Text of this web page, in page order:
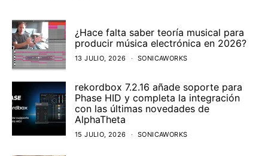
¿Hace falta saber teoría musical para
producir música electrónica en 2026?
13 JULIO, 2026 SONICAWORKS
rekordbox 7.2.16 añade soporte para
Phase HID y completa la integración
con las últimas novedades de
AlphaTheta
15 JULIO, 2026 SONICAWORKS